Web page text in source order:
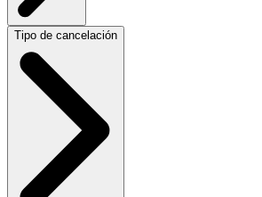
Tipo de cancelación